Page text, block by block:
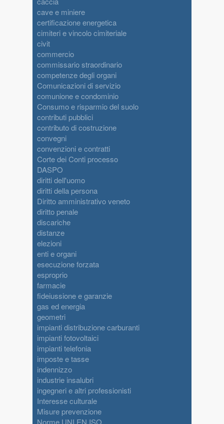
cave e miniere
certificazione energetica
cimiteri e vincolo cimiteriale
civit
commercio
commissario straordinario
competenze degli organi
Comunicazioni di servizio
comunione e condominio
Consumo e risparmio del suolo
contributi pubblici
contributo di costruzione
convegni
convenzioni e contratti
Corte dei Conti processo
DASPO
diritti dell'uomo
diritti della persona
Diritto amministrativo veneto
diritto penale
discariche
distanze
elezioni
enti e organi
esecuzione forzata
esproprio
farmacie
fideiussione e garanzie
gas ed energia
geometri
impianti distribuzione carburanti
impianti fotovoltaici
impianti telefonia
imposte e tasse
indennizzo
industrie insalubri
ingegneri e altri professionisti
Interesse culturale
Misure prevenzione